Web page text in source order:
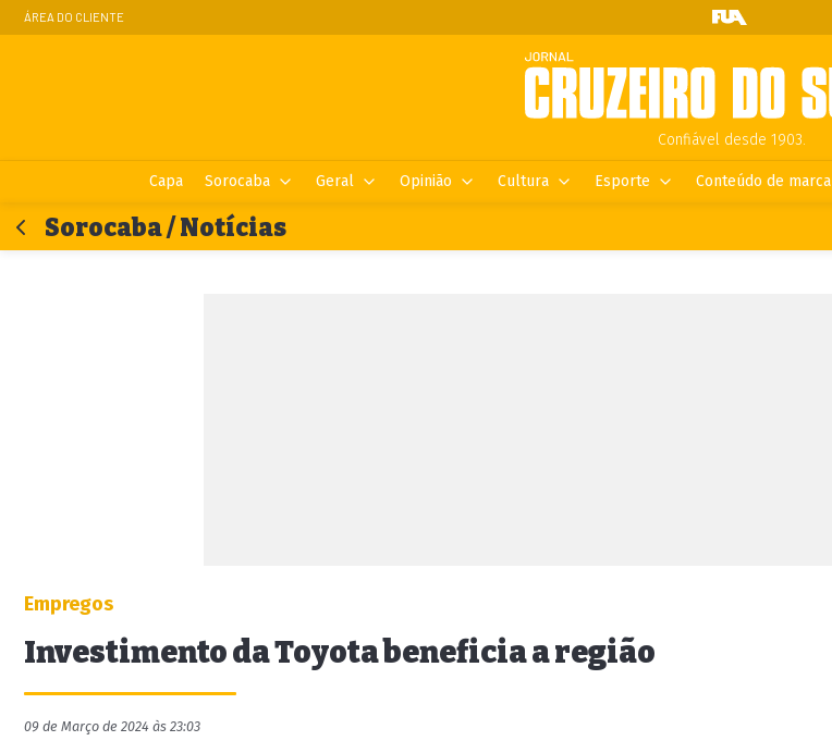
ÁREA DO CLIENTE
Confiável desde 1903.
Capa Sorocaba Geral Opinião Cultura Esporte Conteúdo de marca
Sorocaba / Notícias
Empregos
Investimento da Toyota beneficia a região
09 de Março de 2024 às 23:03